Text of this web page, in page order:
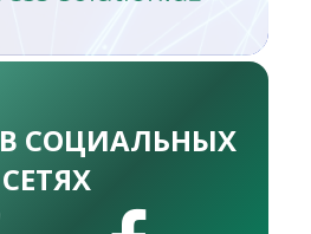
В СОЦИАЛЬНЫХ
СЕТЯХ